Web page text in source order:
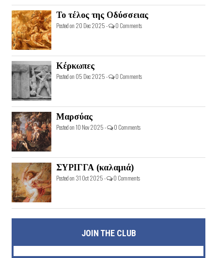
Το τέλος της Οδύσσειας
Posted on 20 Dec 2025 - 0 Comments
Κέρκωπες
Posted on 05 Dec 2025 - 0 Comments
Μαρσύας
Posted on 10 Nov 2025 - 0 Comments
ΣΥΡΙΓΓΑ (καλαμιά)
Posted on 31 Oct 2025 - 0 Comments
JOIN THE CLUB